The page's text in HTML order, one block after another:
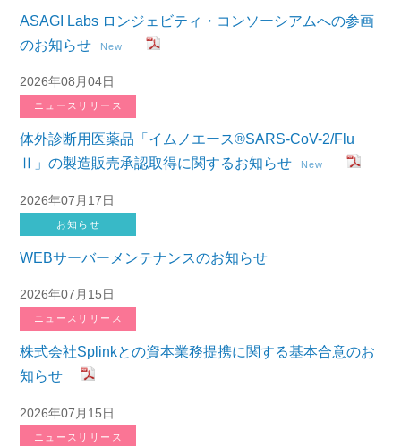
ASAGI Labs ロンジェビティ・コンソーシアムへの参画
のお知らせ
New
2026年08月04日
ニュースリリース
体外診断用医薬品「イムノエース®SARS-CoV-2/Flu
Ⅱ」の製造販売承認取得に関するお知らせ
New
2026年07月17日
お知らせ
WEBサーバーメンテナンスのお知らせ
2026年07月15日
ニュースリリース
株式会社Splinkとの資本業務提携に関する基本合意のお
知らせ
2026年07月15日
ニュースリリース